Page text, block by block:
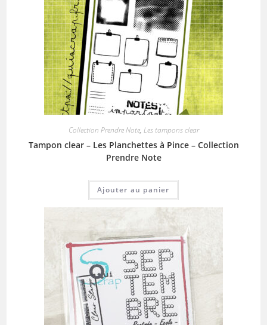
Collection Prendre Note, Les tampons clear
Tampon clear – Les Planchettes à Pince – Collection
Prendre Note
Ajouter au panier